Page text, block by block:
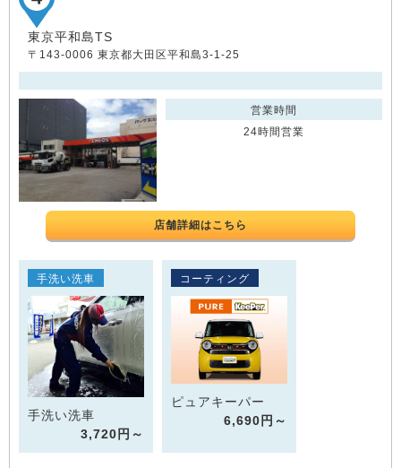
東京平和島TS
〒143-0006 東京都大田区平和島3-1-25
営業時間
24時間営業
店舗詳細はこちら
手洗い洗車
手洗い洗車
3,720円～
コーティング
ピュアキーパー
6,690円～